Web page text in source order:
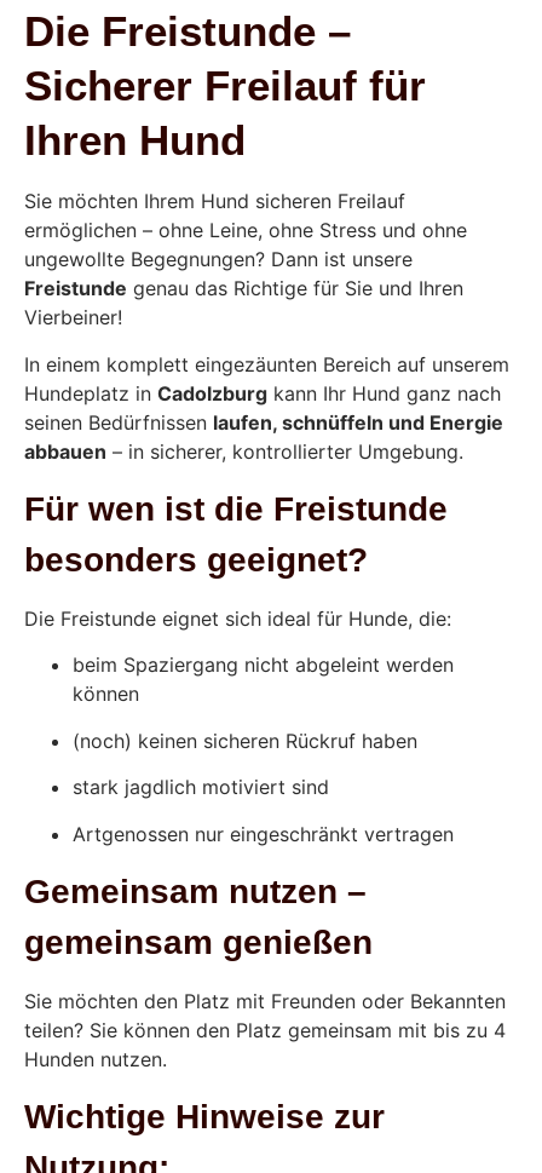
Die Freistunde –
Sicherer Freilauf für
Ihren Hund
Sie möchten Ihrem Hund sicheren Freilauf
ermöglichen – ohne Leine, ohne Stress und ohne
ungewollte Begegnungen? Dann ist unsere
Freistunde genau das Richtige für Sie und Ihren
Vierbeiner!
In einem komplett eingezäunten Bereich auf unserem
Hundeplatz in Cadolzburg kann Ihr Hund ganz nach
seinen Bedürfnissen laufen, schnüffeln und Energie
abbauen – in sicherer, kontrollierter Umgebung.
Für wen ist die Freistunde
besonders geeignet?
Die Freistunde eignet sich ideal für Hunde, die:
beim Spaziergang nicht abgeleint werden
können
(noch) keinen sicheren Rückruf haben
stark jagdlich motiviert sind
Artgenossen nur eingeschränkt vertragen
Gemeinsam nutzen –
gemeinsam genießen
Sie möchten den Platz mit Freunden oder Bekannten
teilen? Sie können den Platz gemeinsam mit bis zu 4
Hunden nutzen.
Wichtige Hinweise zur